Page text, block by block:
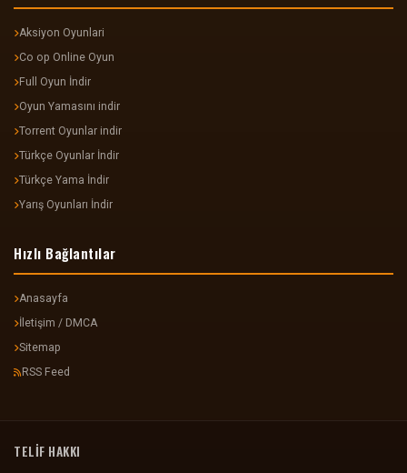
Aksiyon Oyunlari
Co op Online Oyun
Full Oyun İndir
Oyun Yamasını indir
Torrent Oyunlar indir
Türkçe Oyunlar İndir
Türkçe Yama İndir
Yarış Oyunları İndir
Hızlı Bağlantılar
Anasayfa
İletişim / DMCA
Sitemap
RSS Feed
TELİF HAKKI